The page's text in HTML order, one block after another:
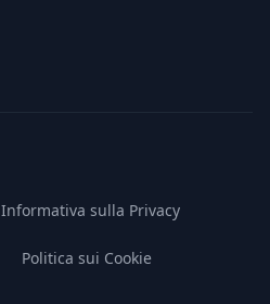
Informativa sulla Privacy
Politica sui Cookie